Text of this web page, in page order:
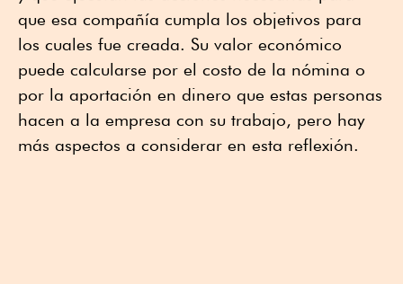
que esa compañía cumpla los objetivos para
los cuales fue creada. Su valor económico
puede calcularse por el costo de la nómina o
por la aportación en dinero que estas personas
hacen a la empresa con su trabajo, pero hay
más aspectos a considerar en esta reflexión.